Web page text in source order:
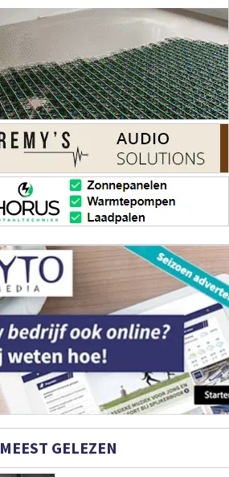
MEEST GELEZEN